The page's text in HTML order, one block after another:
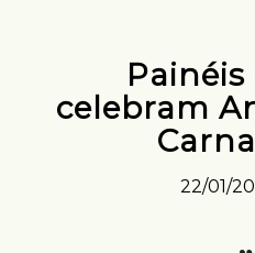
Painéis
celebram
22/01/